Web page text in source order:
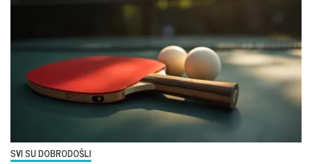
SVI SU DOBRODOŠLI